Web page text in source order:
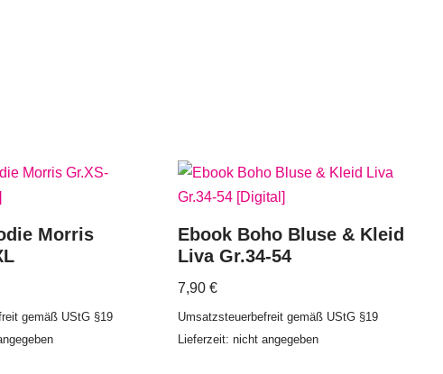
Morris
gemäß UStG §19
Ebook Boho Bluse & Kleid
Liva Gr.34-54
7,90€
Umsatzsteuerbefreit gemäß UStG §19
Lieferzeit: nicht angegeben